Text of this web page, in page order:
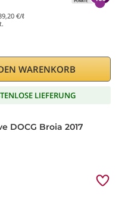
€/ℓ
WARENKORB
LIEFERUNG
DOCG Broia 2017